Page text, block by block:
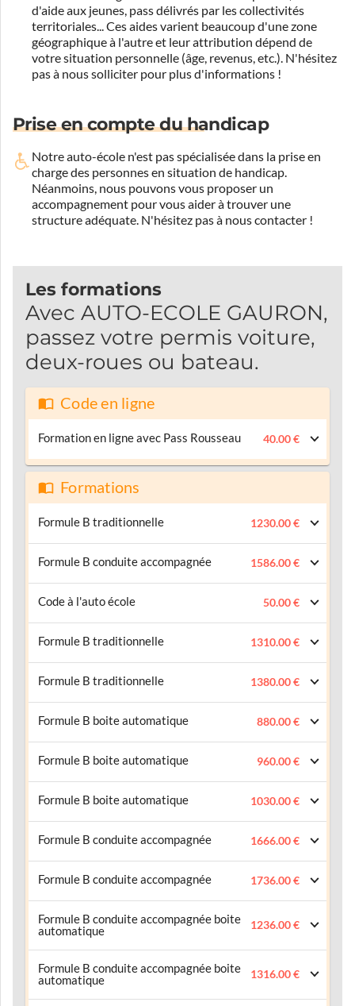
d'aide aux jeunes, pass délivrés par les collectivités
territoriales... Ces aides varient beaucoup d'une zone
géographique à l'autre et leur attribution dépend de
votre situation personnelle (âge, revenus, etc.). N'hésitez
pas à nous solliciter pour plus d'informations !
Prise en compte du handicap
Notre auto-école n'est pas spécialisée dans la prise en
charge des personnes en situation de handicap.
Néanmoins, nous pouvons vous proposer un
accompagnement pour vous aider à trouver une
structure adéquate. N'hésitez pas à nous contacter !
Les formations
Avec AUTO-ECOLE GAURON,
passez votre permis voiture,
deux-roues ou bateau.
Code en ligne
Formation en ligne avec Pass Rousseau 40.00 €
Formations
Formule B traditionnelle 1230.00 €
Formule B conduite accompagnée 1586.00 €
Code à l'auto école 50.00 €
Formule B traditionnelle 1310.00 €
Formule B traditionnelle 1380.00 €
Formule B boite automatique 880.00 €
Formule B boite automatique 960.00 €
Formule B boite automatique 1030.00 €
Formule B conduite accompagnée 1666.00 €
Formule B conduite accompagnée 1736.00 €
Formule B conduite accompagnée boite
automatique
1236.00 €
Formule B conduite accompagnée boite
automatique
1316.00 €